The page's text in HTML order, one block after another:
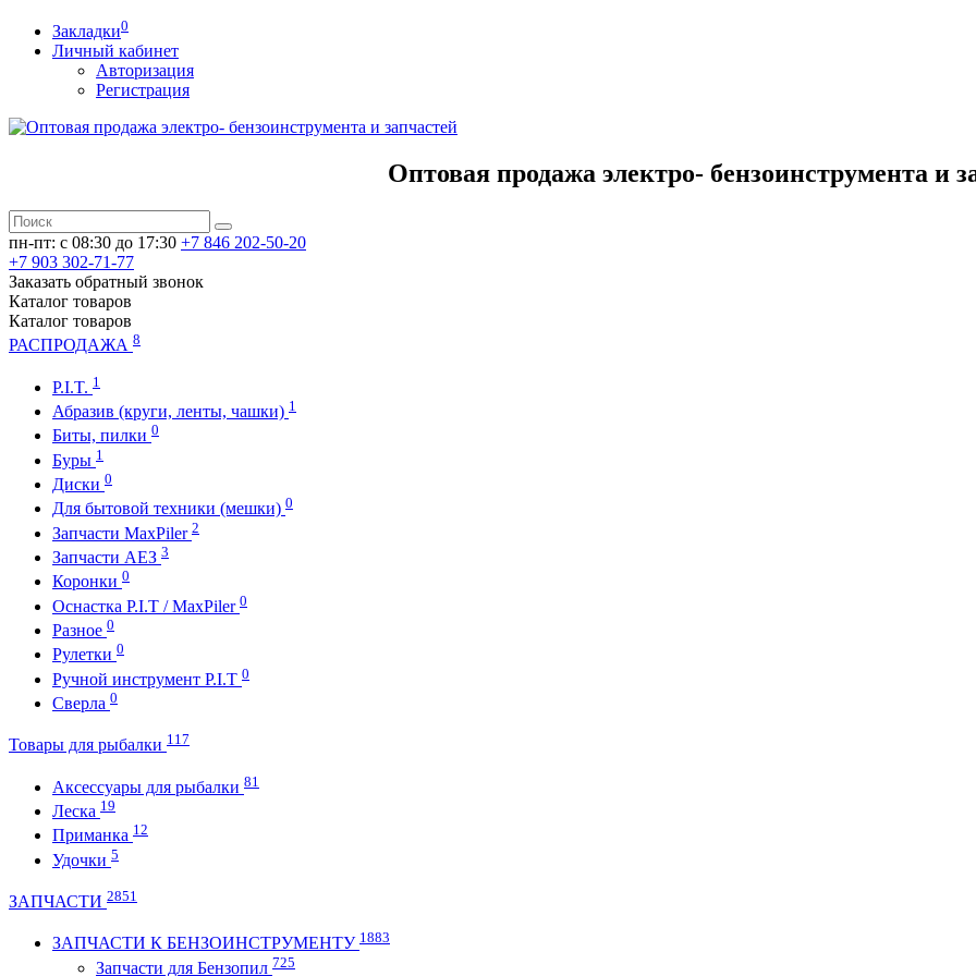
Закладки0
Личный кабинет
Авторизация
Регистрация
Оптовая продажа электро- бензоинструмента и
пн-пт: c 08:30 до 17:30 +7 846 202-50-20
+7 903 302-71-77
Заказать обратный звонок
Каталог товаров
Каталог товаров
РАСПРОДАЖА 8
P.I.T. 1
Абразив (круги, ленты, чашки) 1
Биты, пилки 0
Буры 1
Диски 0
Для бытовой техники (мешки) 0
Запчасти MaxPiler 2
Запчасти АЕЗ 3
Коронки 0
Оснастка P.I.T / MaxPiler 0
Разное 0
Рулетки 0
Ручной инструмент P.I.T 0
Сверла 0
Товары для рыбалки 117
Аксессуары для рыбалки 81
Леска 19
Приманка 12
Удочки 5
ЗАПЧАСТИ 2851
ЗАПЧАСТИ К БЕНЗОИНСТРУМЕНТУ 1883
Запчасти для Бензопил 725